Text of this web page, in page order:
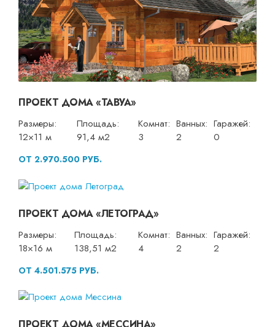
ПРОЕКТ ДОМА «ТАВУА»
Размеры:
12×11 м
Площадь:
91,4 м2
Комнат:
3
Ванных:
2
Гаражей:
0
ОТ 2.970.500 РУБ.
ПРОЕКТ ДОМА «ЛЕТОГРАД»
Размеры:
18×16 м
Площадь:
138,51 м2
Комнат:
4
Ванных:
2
Гаражей:
2
ОТ 4.501.575 РУБ.